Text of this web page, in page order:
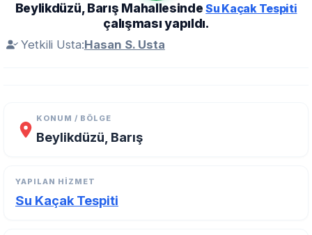
Beylikdüzü, Barış MahallesindeSu Kaçak Tespiti
çalışması yapıldı.
Yetkili Usta:Hasan S. Usta
KONUM / BÖLGE
Beylikdüzü, Barış
YAPILAN HIZMET
Su Kaçak Tespiti